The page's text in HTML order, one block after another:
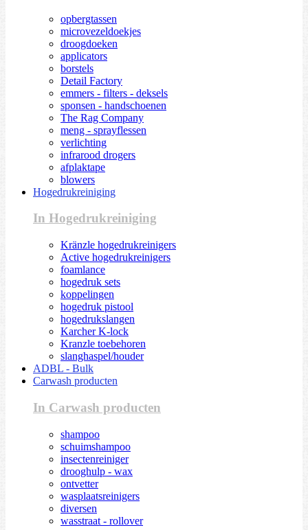
opbergtassen
microvezeldoekjes
droogdoeken
applicators
borstels
Detail Factory
emmers - filters - deksels
sponsen - handschoenen
The Rag Company
meng - sprayflessen
verlichting
infrarood drogers
afplaktape
blowers
Hogedrukreiniging
In Hogedrukreiniging
Kränzle hogedrukreinigers
Active hogedrukreinigers
foamlance
hogedruk sets
koppelingen
hogedruk pistool
hogedrukslangen
Karcher K-lock
Kranzle toebehoren
slanghaspel/houder
ADBL - Bulk
Carwash producten
In Carwash producten
shampoo
schuimshampoo
insectenreiniger
drooghulp - wax
ontvetter
wasplaatsreinigers
diversen
wasstraat - rollover